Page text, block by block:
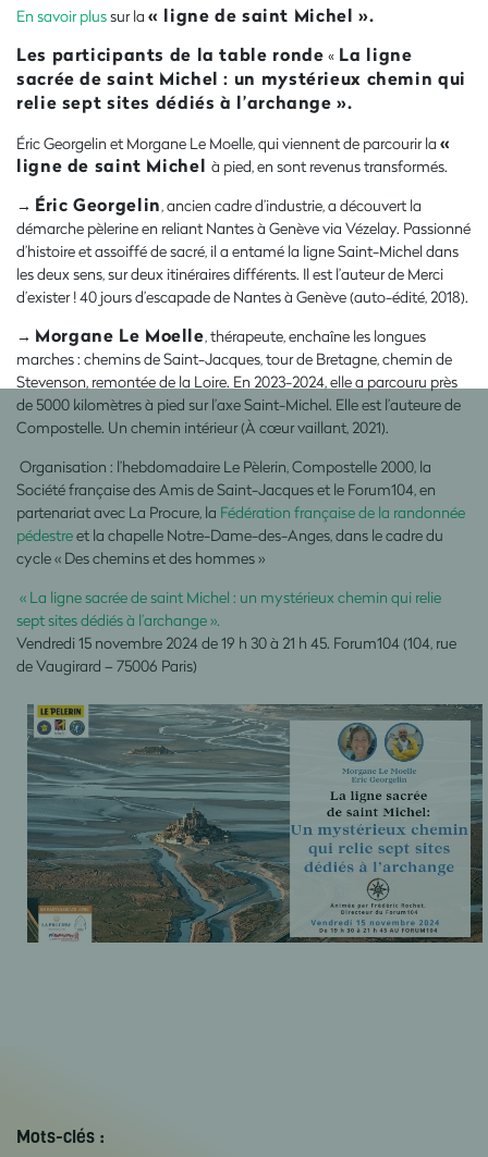
En savoir plussur la « ligne de saint Michel ».
Les participants de la table ronde « La ligne
sacrée de saint Michel : un mystérieux chemin qui
relie sept sites dédiés à l’archange ».
Éric Georgelin et Morgane Le Moelle, qui viennent de parcourir la «
ligne de saint Michel à pied, en sont revenus transformés.
→ Éric Georgelin, ancien cadre d’industrie, a découvert la
démarche pèlerine en reliant Nantes à Genève via Vézelay. Passionné
d’histoire et assoiffé de sacré, il a entamé la ligne Saint-Michel dans
les deux sens, sur deux itinéraires différents. Il est l’auteur de Merci
d’exister ! 40 jours d’escapade de Nantes à Genève (auto-édité, 2018).
→ Morgane Le Moelle, thérapeute, enchaîne les longues
marches : chemins de Saint-Jacques, tour de Bretagne, chemin de
Stevenson, remontée de la Loire. En 2023-2024, elle a parcouru près
de 5000 kilomètres à pied sur l’axe Saint-Michel. Elle est l’auteure de
Compostelle. Un chemin intérieur (À cœur vaillant, 2021).
Organisation : l’hebdomadaire Le Pèlerin, Compostelle 2000, la
Société française des Amis de Saint-Jacques et le Forum104, en
partenariat avec La Procure, la Fédération française de la randonnée
pédestreet la chapelle Notre-Dame-des-Anges, dans le cadre du
cycle « Des chemins et des hommes »
« La ligne sacrée de saint Michel : un mystérieux chemin qui relie
sept sites dédiés à l’archange ».
Vendredi 15 novembre 2024 de 19 h 30 à 21 h 45. Forum104 (104, rue
de Vaugirard – 75006 Paris)
Mots-clés :